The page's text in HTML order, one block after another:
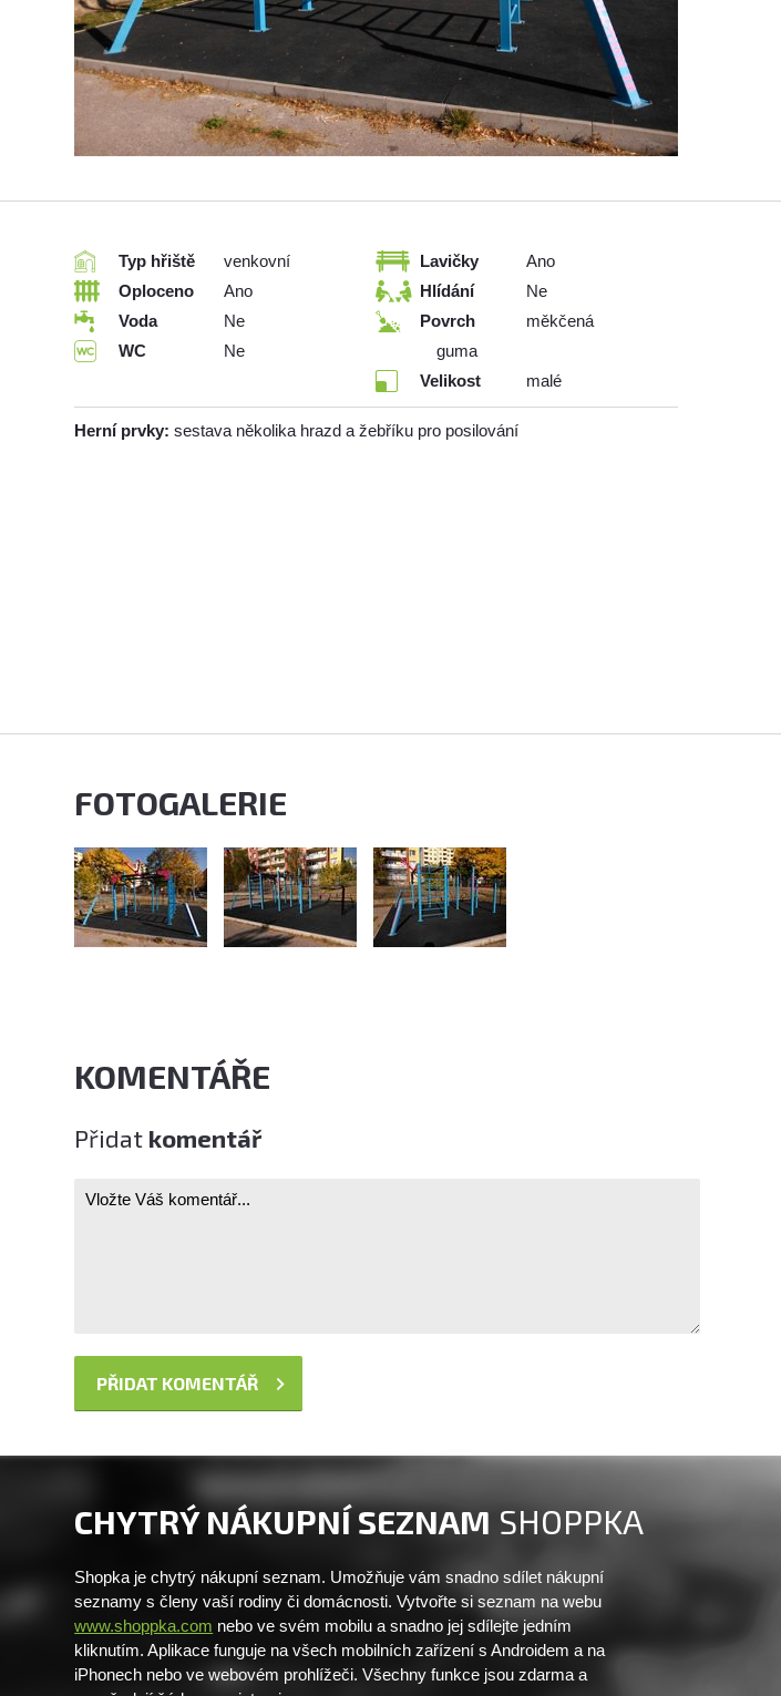
Typ hřiště
venkovní
Oploceno
Ano
Voda
Ne
WC
Ne
Lavičky
Ano
Hlídání
Ne
Povrch
měkčená
guma
Velikost
malé
Herní prvky: sestava několika hrazd a žebříku pro posilování
FOTOGALERIE
KOMENTÁŘE
Přidat komentář
CHYTRÝ NÁKUPNÍ SEZNAM SHOPPKA
Shopka je chytrý nákupní seznam. Umožňuje vám snadno sdílet nákupní
seznamy s členy vaší rodiny či domácnosti. Vytvořte si seznam na webu
www.shoppka.com nebo ve svém mobilu a snadno jej sdílejte jedním
kliknutím. Aplikace funguje na všech mobilních zařízení s Androidem a na
iPhonech nebo ve webovém prohlížeči. Všechny funkce jsou zdarma a